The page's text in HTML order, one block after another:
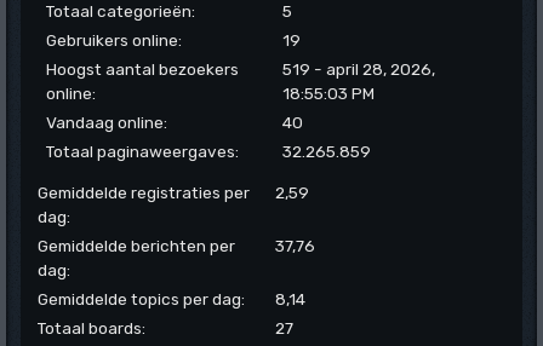
Totaal categorieën:
5
Gebruikers online:
19
Hoogst aantal bezoekers
online:
519 - april 28, 2026,
18:55:03 PM
Vandaag online:
40
Totaal paginaweergaves:
32.265.859
Gemiddelde registraties per
dag:
2,59
Gemiddelde berichten per
dag:
37,76
Gemiddelde topics per dag:
8,14
Totaal boards:
27